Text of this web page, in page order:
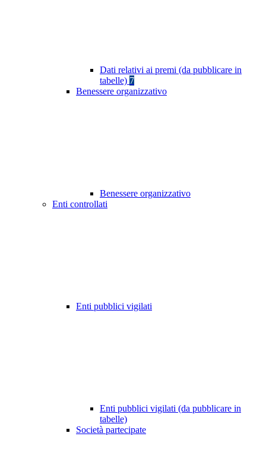
Dati relativi ai premi (da pubblicare in
tabelle) 7
Benessere organizzativo
Benessere organizzativo
Enti controllati
Enti pubblici vigilati
Enti pubblici vigilati (da pubblicare in
tabelle)
Società partecipate